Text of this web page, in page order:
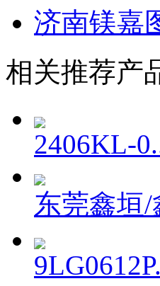
济南镁嘉
相关推荐产
2406KL-
东莞鑫垣/